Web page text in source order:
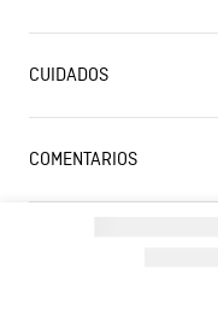
CUIDADOS
COMENTARIOS
Cargando el resumen…